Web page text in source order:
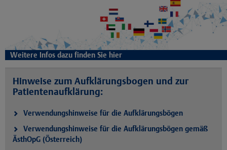
Weitere Infos dazu finden Sie hier
Hinweise zum Aufklärungsbogen und zur
Patientenaufklärung:
Verwendungshinweise für die Aufklärungsbögen
Verwendungshinweise für die Aufklärungsbögen gemäß
ÄsthOpG (Österreich)